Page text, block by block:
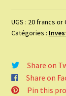
or
Cérès
UGS : 20 francs or
Catégories :
Share on
Share on
Pin this